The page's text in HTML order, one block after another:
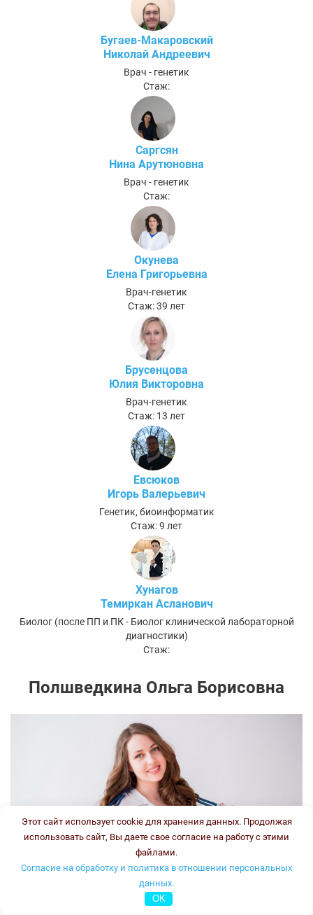
Бугаев-Макаровский
Николай Андреевич
Врач - генетик
Стаж:
Саргсян
Нина Арутюновна
Врач - генетик
Стаж:
Окунева
Елена Григорьевна
Врач-генетик
Стаж: 39 лет
Брусенцова
Юлия Викторовна
Врач-генетик
Стаж: 13 лет
Евсюков
Игорь Валерьевич
Генетик, биоинформатик
Стаж: 9 лет
Хунагов
Темиркан Асланович
Биолог (после ПП и ПК - Биолог клинической лабораторной
диагностики)
Стаж:
Полшведкина Ольга Борисовна
Этот сайт использует cookie для хранения данных. Продолжая
использовать сайт, Вы даете свое согласие на работу с этими
файлами.
Согласие на обработку и политика в отношении персональных
данных.
OK